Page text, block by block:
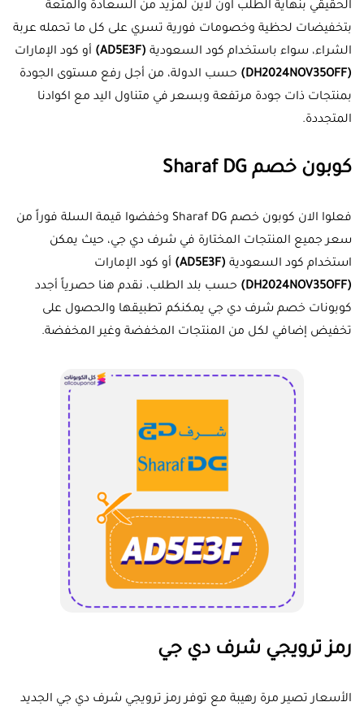
الحقيقي بنهاية الطلب اون لاين لمزيد من السعادة والمتعة
بتخفيضات لحظية وخصومات فورية تسري على كل ما تحمله عربة
الشراء، سواء باستخدام كود السعودية (AD5E3F)
أو كود الإمارات
(DH2024NOV35OFF)
حسب الدولة، من أجل رفع مستوى الجودة
بمنتجات ذات جودة مرتفعة وبسعر في متناول اليد مع اكوادنا
المتجددة.
كوبون خصم Sharaf DG
فعلوا الان كوبون خصم Sharaf DG وخفضوا قيمة السلة فوراً من
سعر جميع المنتجات المختارة في شرف دي جي، حيث يمكن
استخدام كود السعودية (AD5E3F)
أو كود الإمارات
(DH2024NOV35OFF)
حسب بلد الطلب، نقدم هنا حصرياً أجدد
كوبونات خصم شرف دي جي يمكنكم تطبيقها والحصول على
تخفيض إضافي لكل من المنتجات المخفضة وغير المخفضة.
رمز ترويجي شرف دي جي
الأسعار تصير مرة رهيبة مع توفر رمز ترويجي شرف دي جي الجديد